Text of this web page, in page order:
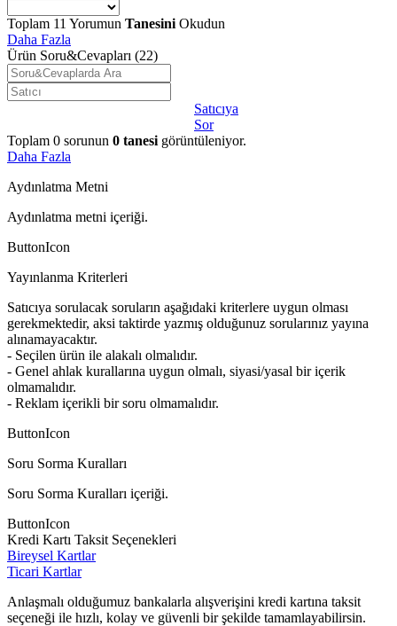
Toplam 11 Yorumun Tanesini Okudun
Daha Fazla
Ürün Soru&Cevapları (22)
Satıcıya
Sor
Toplam 0 sorunun 0 tanesi görüntüleniyor.
Daha Fazla
Aydınlatma Metni
Aydınlatma metni içeriği.
ButtonIcon
Yayınlanma Kriterleri
Satıcıya sorulacak soruların aşağıdaki kriterlere uygun olması
gerekmektedir, aksi taktirde yazmış olduğunuz sorularınız yayına
alınamayacaktır.
- Seçilen ürün ile alakalı olmalıdır.
- Genel ahlak kurallarına uygun olmalı, siyasi/yasal bir içerik
olmamalıdır.
- Reklam içerikli bir soru olmamalıdır.
ButtonIcon
Soru Sorma Kuralları
Soru Sorma Kuralları içeriği.
ButtonIcon
Kredi Kartı Taksit Seçenekleri
Bireysel Kartlar
Ticari Kartlar
Anlaşmalı olduğumuz bankalarla alışverişini kredi kartına taksit
seçeneği ile hızlı, kolay ve güvenli bir şekilde tamamlayabilirsin.